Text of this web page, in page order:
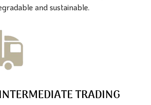
and sustainable.
TRADING